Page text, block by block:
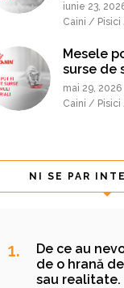
iunie 23,
Caini / Pisici
Mesele
surse de
mai 29, 2026
Caini / Pisici
NI SE PAR
De ce au
de o hrană
sau realitate.